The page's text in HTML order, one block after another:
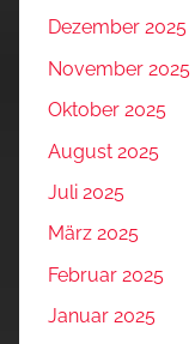
Dezember 2025
November 2025
Oktober 2025
August 2025
Juli 2025
März 2025
Februar 2025
Januar 2025